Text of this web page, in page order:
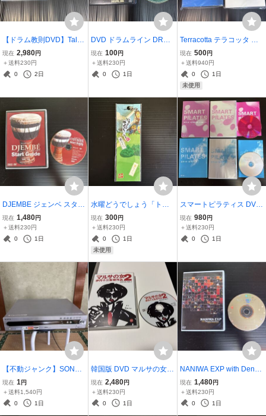
【ドラム教則DVD】Talki
ng Drums David Garibaldi
DVD VIDEO
現在 2,980円
＋送料230円
0
2日
DVD ドラムライン DRUM
LINE FXBA-23779
現在 100円
＋送料230円
0
1日
Terracotta テラコッタ ポ
ケットアルバム 2冊セッ
ト ブルー＆ホワイト2冊
セット
現在 500円
＋送料940円
0
1日
未使用
DJEMBE ジェンベ スター
トガイド DVD 岩原大輔 E
PUB・MP3・PDFファイ
ル付き
現在 1,480円
＋送料230円
0
1日
水曜どうでしょう「トリ
オ・ザ・タイツ」携帯ス
トラップ【未開封】
現在 300円
＋送料230円
0
1日
未使用
スマートピラティス DVD
2枚セット①スマート ピ
ラティス／②スマート ピ
ラティス ～リンパ刺激デ
現在 980円
＋送料230円
0
1日
【不動ジャンク】SONY
ソニー HDD&DVDレコー
ダー RDR-HX8 (2003年
製) 本体のみ 電源不可 部
現在 1円
＋送料1,540円
0
1日
韓国版 DVD マルサの女2
（A Taxing Woman’s Ret
urn）伊丹十三監督作品 韓
国輸入盤
現在 2,480円
＋送料230円
0
1日
NANIWA EXP with Denni
s Chambers「DRUM’n’D
RUM TOUR」DVD
現在 1,480円
＋送料230円
0
1日